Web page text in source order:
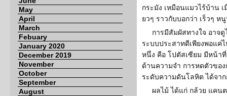
May
April
March
Febuary
January 2020
December 2019
November
October
September
August
กระมัง เหมือนแมวไร้บ้าน เ
ยวๆ ราวกับบอกว่า เร็วๆ ห
การมีสัมผัสทางใจ อาจ
ระบบประสาทดีเพียงพอแค่
หนึ่ง คือ โปตัสเซียม มีหน้า
ด้านความจำ การหดตัวขอ
ระดับความดันโลหิต ได้จา
ผลไม้ ได้แก่ กล้วย แคน